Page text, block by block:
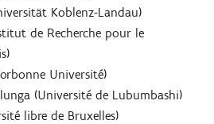
Koblenz-Landau)
de Recherche pour le
Université)
(Université de Lubumbashi)
libre de Bruxelles)